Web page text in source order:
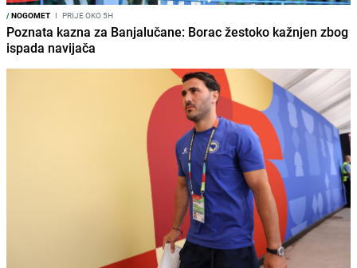
/NOGOMET I PRIJE OKO 5H
Poznata kazna za Banjalučane: Borac žestoko kažnjen zbog
ispada navijača